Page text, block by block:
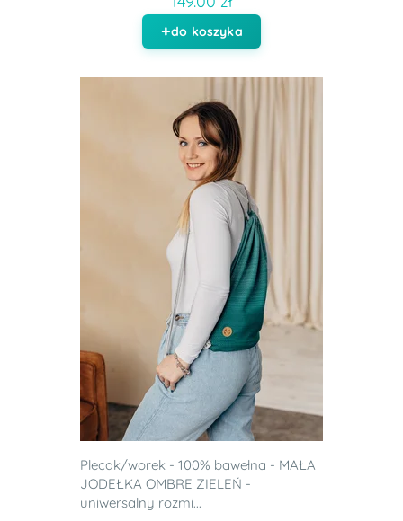
do koszyka
Plecak/worek - 100% bawełna - MAŁA
JODEŁKA OMBRE ZIELEŃ -
uniwersalny rozmi...